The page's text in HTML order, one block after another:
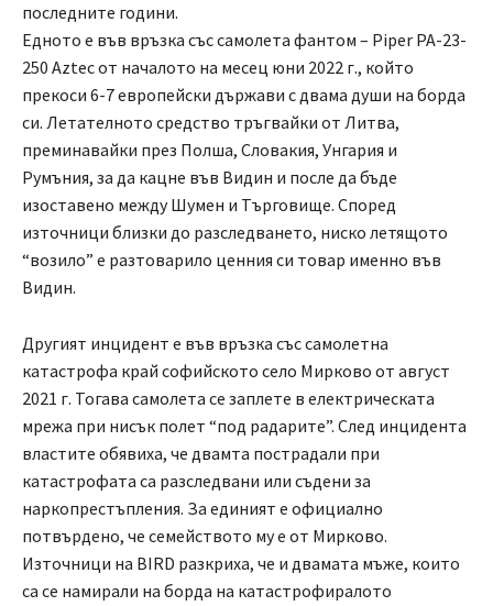
последните години.
Едното е във връзка със самолета фантом – Piper PA-23-
250 Aztec от началото на месец юни 2022 г., който
прекоси 6-7 европейски държави с двама души на борда
си. Летателното средство тръгвайки от Литва,
преминавайки през Полша, Словакия, Унгария и
Румъния, за да кацне във Видин и после да бъде
изоставено между Шумен и Търговище. Според
източници близки до разследването, ниско летящото
“возило” е разтоварило ценния си товар именно във
Видин.
Другият инцидент е във връзка със самолетна
катастрофа край софийското село Мирково от август
2021 г. Тогава самолета се заплете в електрическата
мрежа при нисък полет “под радарите”. След инцидента
властите обявиха, че двамта пострадали при
катастрофата са разследвани или съдени за
наркопрестъпления. За единият е официално
потвърдено, че семейството му е от Мирково.
Източници на BIRD разкриха, че и двамата мъже, които
са се намирали на борда на катастрофиралото